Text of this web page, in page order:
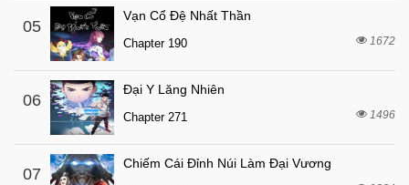
Chapter 91 6 tháng trước
Chapter 90
Chapter 89 6 tháng trước
Chapter 88
Chapter 87
Chapter 86 6 tháng trước
05
Vạn Cổ Đệ Nhất Thần
Chapter 190 1672
06
Đại Y Lăng Nhiên
Chapter 271 1496
07
Chiếm Cái Đỉnh Núi Làm Đại Vương